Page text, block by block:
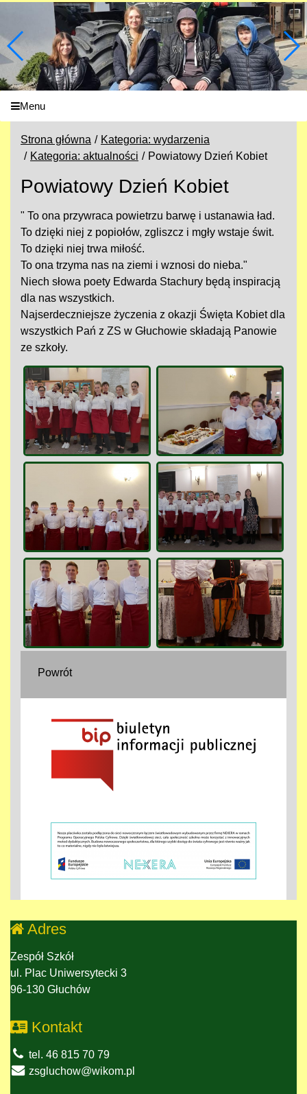
Menu
Strona główna
Kategoria: wydarzenia
Kategoria: aktualności
Powiatowy Dzień Kobiet
Powiatowy Dzień Kobiet
" To ona przywraca powietrzu barwę i ustanawia ład.
To dzięki niej z popiołów, zgliszcz i mgły wstaje świt.
To dzięki niej trwa miłość.
To ona trzyma nas na ziemi i wznosi do nieba."
Niech słowa poety Edwarda Stachury będą inspiracją
dla nas wszystkich.
Najserdeczniejsze życzenia z okazji Święta Kobiet dla
wszystkich Pań z ZS w Głuchowie składają Panowie
ze szkoły.
Powrót
Adres
Zespół Szkół
ul. Plac Uniwersytecki 3
96-130 Głuchów
Kontakt
tel. 46 815 70 79
zsgluchow@wikom.pl